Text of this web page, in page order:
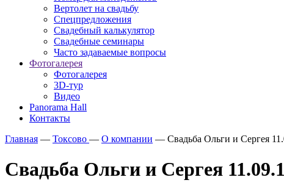
Вертолет на свадьбу
Спецпредложения
Свадебный калькулятор
Свадебные семинары
Часто задаваемые вопросы
Фотогалерея
Фотогалерея
3D-тур
Видео
Panorama Hall
Контакты
Главная — Токсово — О компании — Свадьба Ольги и Сергея
Свадьба Ольги и Сергея